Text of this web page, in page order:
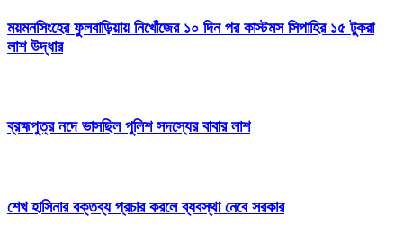
ময়মনসিংহের ফুলবাড়িয়ায় নিখোঁজের ১০ দিন পর কাস্টমস সিপাহির ১৫ টুকরা
লাশ উদ্ধার
ব্রহ্মপুত্র নদে ভাসছিল পুলিশ সদস্যের বাবার লাশ
শেখ হাসিনার বক্তব্য প্রচার করলে ব্যবস্থা নেবে সরকার